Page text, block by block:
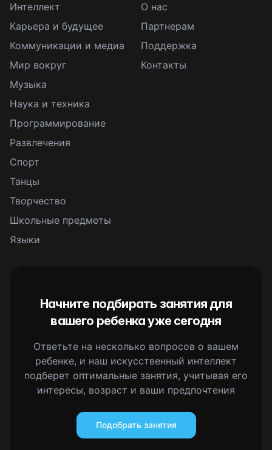
Интеллект
Карьера и будущее
Коммуникации и медиа
Мир вокруг
Музыка
Наука и техника
Программирование
Развлечения
Спорт
Танцы
Творчество
Школьные предметы
Языки
О нас
Партнерам
Поддержка
Контакты
Начните подбирать занятия для
вашего ребенка уже сегодня
Ответьте на несколько вопросов о вашем
ребенке, и наш искусственный интеллект
подберет оптимальные занятия, учитывая его
интересы, возраст и ваши предпочтения
Подобрать занятия